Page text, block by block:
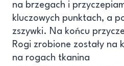
na brzegach i
kluczowych punktach, a
zszywki. Na końcu
Rogi zrobione zostały na
na rogach tkanina